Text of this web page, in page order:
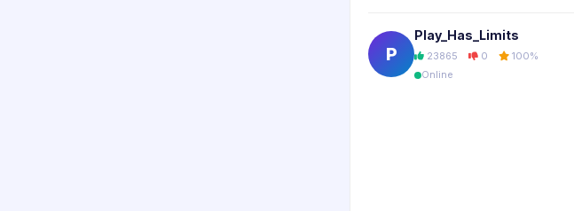
P
Play_Has_Limits
23865 0 100%
Online